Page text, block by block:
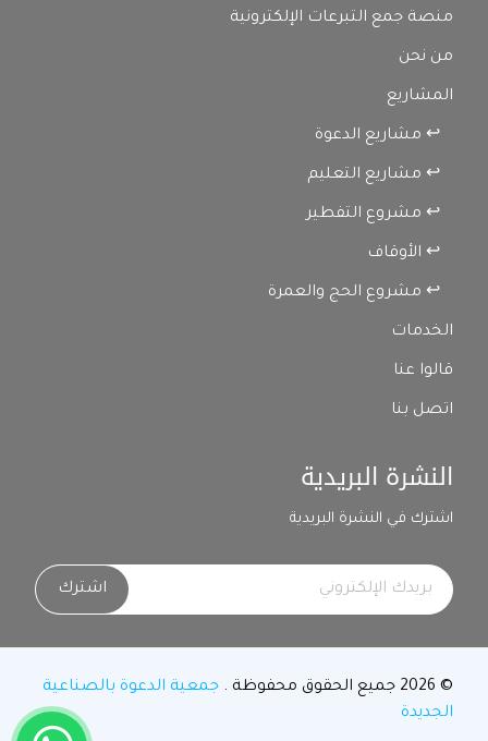
منصة جمع التبرعات الإلكترونية
من نحن
المشاريع
↩ مشاريع الدعوة
↩ مشاريع التعليم
↩ مشروع التفطير
↩ الأوقاف
↩ مشروع الحج والعمرة
الخدمات
قالوا عنا
اتصل بنا
النشرة البريدية
اشترك في النشرة البريدية
اشترك
© 2026 جميع الحقوق محفوظة .
جمعية الدعوة بالصناعية
الجديدة